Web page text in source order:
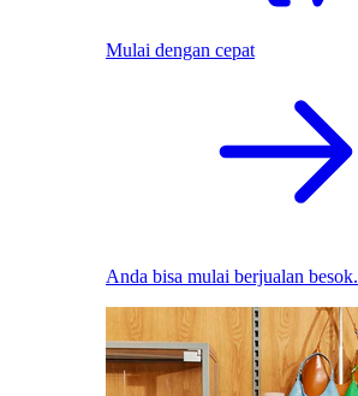
Mulai dengan cepat
Anda bisa mulai berjualan besok.